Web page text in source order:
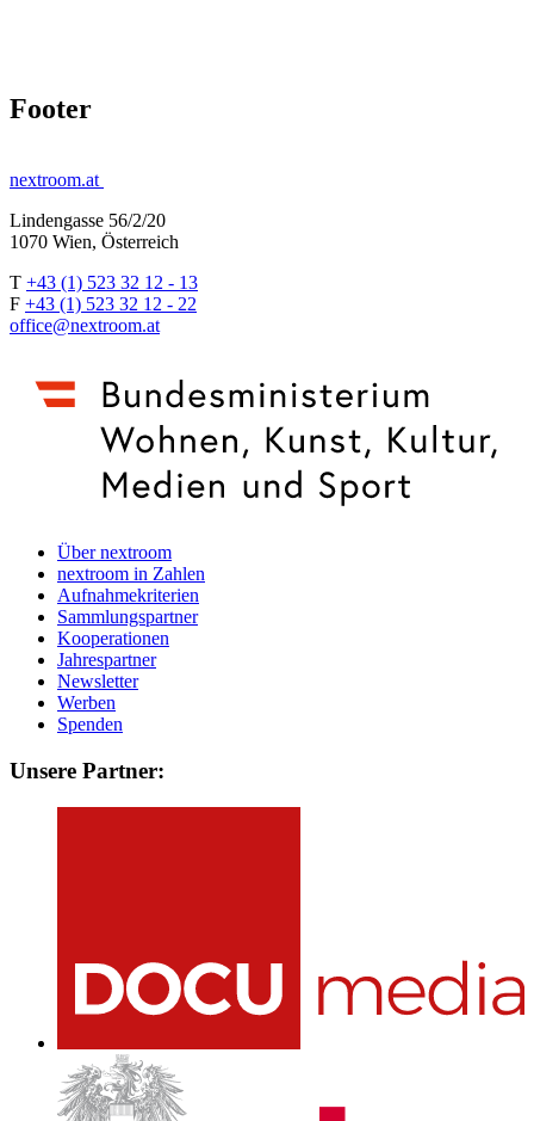
Footer
nextroom.at
Lindengasse 56/2/20
1070 Wien, Österreich
T +43 (1) 523 32 12 - 13
F +43 (1) 523 32 12 - 22
office@nextroom.at
Über nextroom
nextroom in Zahlen
Aufnahmekriterien
Sammlungspartner
Kooperationen
Jahrespartner
Newsletter
Werben
Spenden
Unsere Partner: